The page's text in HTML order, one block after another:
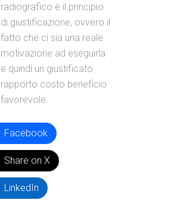
radiografico è il principio
di giustificazione, ovvero il
fatto che ci sia una reale
motivazione ad eseguirla
e quindi un giustificato
rapporto costo beneficio
favorevole.
Facebook
Share on X
LinkedIn